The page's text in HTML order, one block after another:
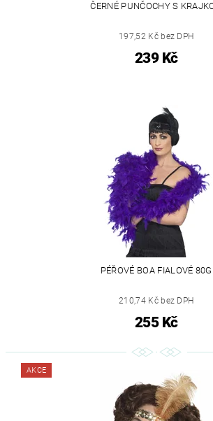
ČERNÉ PUNČOCHY S
197,52 Kč bez DPH
239 Kč
PÉŘOVÉ BOA FIALOVÉ 80G
210,74 Kč bez DPH
255 Kč
AKCE